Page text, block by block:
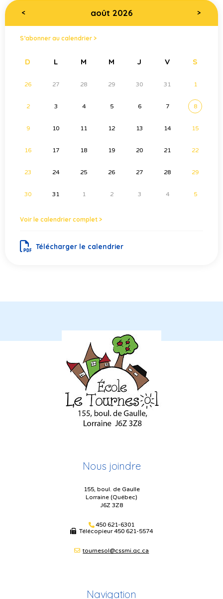
< août 2026 >
S’abonner au calendrier >
D L M M J V S
26 27 28 29 30 31 1
2 3 4 5 6 7 8
9 10 11 12 13 14 15
16 17 18 19 20 21 22
23 24 25 26 27 28 29
30 31 1 2 3 4 5
Voir le calendrier complet >
Télécharger le calendrier
Nous joindre
155, boul. de Gaulle
Lorraine (Québec)
J6Z 3Z8
450 621-6301
Télécopieur450 621-5574
tournesol@cssmi.qc.ca
Navigation